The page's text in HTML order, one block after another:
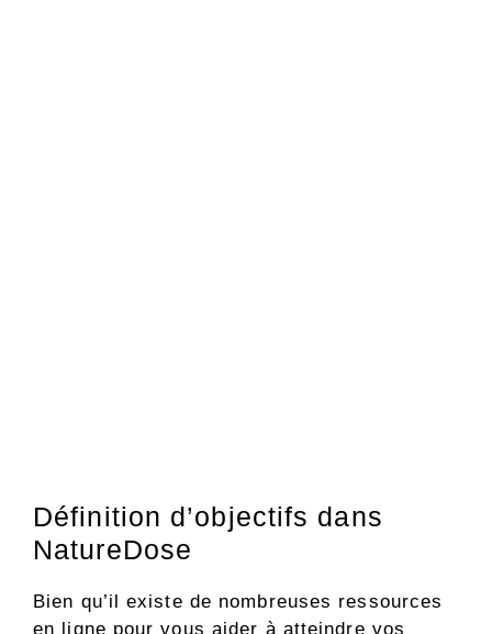
Définition d’objectifs dans
NatureDose
Bien qu’il existe de nombreuses ressources
en ligne pour vous aider à atteindre vos